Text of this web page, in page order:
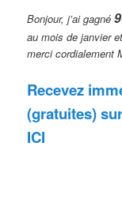
Bonjour, j’ai gagné
au mois de janvier
merci cordialement
Recevez
(gratuites)
ICI